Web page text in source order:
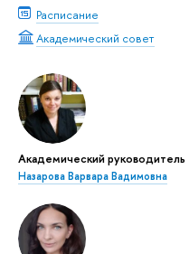
Расписание
Академический совет
Академический руководитель
Назарова Варвара Вадимовна